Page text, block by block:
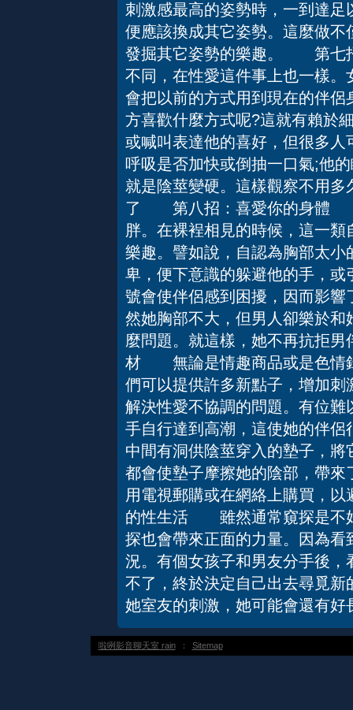
刺激感最高的姿勢時，一到達
便應該換成其它姿勢。這麼做
發掘其它姿勢的樂趣。 第七
不同，在性愛這件事上也一樣
會把以前的方式用到現在的伴
方喜歡什麼方式呢?這就有賴於
或喊叫表達他的喜好，但很多
呼吸是否加快或倒抽一口氣;他
就是陰莖變硬。這樣觀察不用
了 第八招：喜愛你的身體
胖。在裸裎相見的時候，這一
樂趣。譬如說，自認為胸部太
卑，便下意識的躲避他的手，
號會使伴侶感到困擾，因而影
然她胸部不大，但男人卻樂於
麼問題。就這樣，她不再抗拒
材 無論是情趣商品或是色情
們可以提供許多新點子，增加
解決性愛不協調的問題。有位
手自行達到高潮，這使她的伴
中間有洞供陰莖穿入的墊子，
都會使墊子摩擦她的陰部，帶
用電視郵購或在網絡上購買，
的性生活 雖然通常窺探是不
探也會帶來正面的力量。因為
況。有個女孩子和男友分手後
不了，終於決定自己出去尋覓
她室友的刺激，她可能會還有
啦咧影音聊天室 rain ： Sitemap